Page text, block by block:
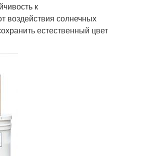
к
воздействия солнечных
естественный цвет